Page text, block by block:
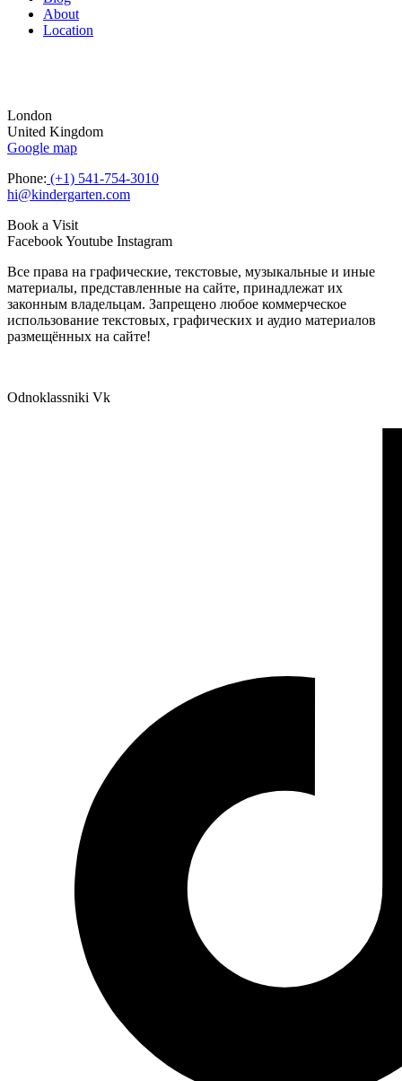
About
Location
London
United Kingdom
Google map
Phone: (+1) 541-754-3010
hi@kindergarten.com
Book a Visit
FacebookYoutube Instagram
Все права на графические, текстовые, музыкальные и иные
материалы, представленные на сайте, принадлежат их
законным владельцам. Запрещено любое коммерческое
использование текстовых, графических и аудио материалов
размещённых на сайте!
Odnoklassniki Vk